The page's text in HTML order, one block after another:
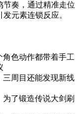
节奏，通过精准走位
元素连锁反应。
角色动作都带着手工
三周目还能发现新线
为了锻造传说大剑刷